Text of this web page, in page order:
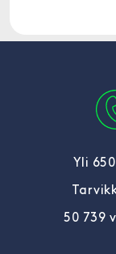
Yli
50 739